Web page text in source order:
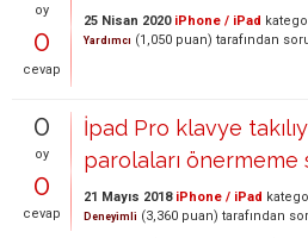
oy
0
cevap
25 Nisan 2020 iPhone / iPad
Yardımcı (1,050 puan) tarafından
0
oy
0
cevap
İpad Pro klavye
parolaları önermeme
21 Mayıs 2018 iPhone / iPad
Deneyimli (3,360 puan) tarafından